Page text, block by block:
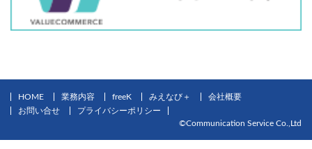
HOME 業務内容 freeK みえなび＋
会社概要
お問い合せ
プライバシーポリシー
©Communication Service Co.,Ltd